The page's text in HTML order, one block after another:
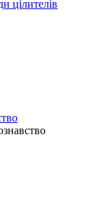
цілителів